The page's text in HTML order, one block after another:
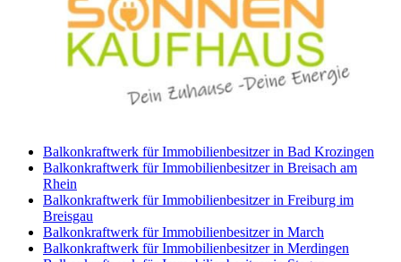
Balkonkraftwerk für Immobilienbesitzer in Bad Krozingen
Balkonkraftwerk für Immobilienbesitzer in Breisach am
Rhein
Balkonkraftwerk für Immobilienbesitzer in Freiburg im
Breisgau
Balkonkraftwerk für Immobilienbesitzer in March
Balkonkraftwerk für Immobilienbesitzer in Merdingen